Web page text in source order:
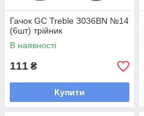
Гачок GC Treble 3036BN №14
(6шт) трійник
В наявності
111 ₴
Купити